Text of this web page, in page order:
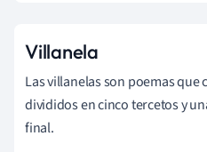
Villanela
Las villanelas son poemas que
divididos en cinco tercetos y
final.